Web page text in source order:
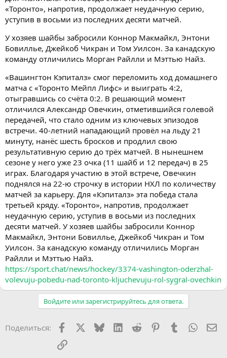
«Торонто», напротив, продолжает неудачную серию,
уступив в восьми из последних десяти матчей.
У хозяев шайбы забросили Коннор Макмайкл, Энтони
Бовиллье, Джейкоб Чикран и Том Уилсон. За канадскую
команду отличились Морган Райлли и Мэттью Найз.
«Вашингтон Кэпиталз» смог переломить ход домашнего
матча с «Торонто Мейпл Лифс» и выиграть 4:2,
отыгравшись со счёта 0:2. В решающий момент
отличился Александр Овечкин, отметившийся голевой
передачей, что стало одним из ключевых эпизодов
встречи. 40-летний нападающий провёл на льду 21
минуту, нанёс шесть бросков и продлил свою
результативную серию до трёх матчей. В нынешнем
сезоне у него уже 23 очка (11 шайб и 12 передач) в 25
играх. Благодаря участию в этой встрече, Овечкин
поднялся на 22-ю строчку в истории НХЛ по количеству
матчей за карьеру. Для «Кэпиталз» эта победа стала
третьей кряду. «Торонто», напротив, продолжает
неудачную серию, уступив в восьми из последних
десяти матчей. У хозяев шайбы забросили Коннор
Макмайкл, Энтони Бовиллье, Джейкоб Чикран и Том
Уилсон. За канадскую команду отличились Морган
Райлли и Мэттью Найз.
https://sport.chat/news/hockey/3374-vashington-oderzhal-
volevuju-pobedu-nad-toronto-kljuchevuju-rol-sygral-ovechkin
Войдите или зарегистрируйтесь для ответа.
Поделиться: FacebookX (Twitter)
BlueskyLinkedIn
Reddit PinterestTumblr
Ссылка